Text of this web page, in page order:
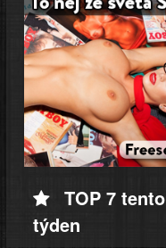
TOP 7 tento
týden